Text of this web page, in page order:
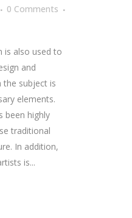
0 Comments
is also used to
and
the subject is
elements.
been highly
traditional
In addition,
is...